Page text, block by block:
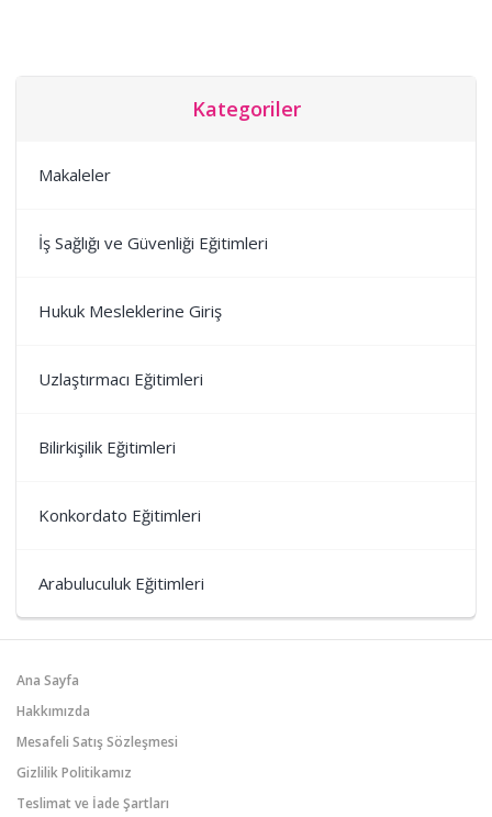
Kategoriler
Makaleler
İş Sağlığı ve Güvenliği Eğitimleri
Hukuk Mesleklerine Giriş
Uzlaştırmacı Eğitimleri
Bilirkişilik Eğitimleri
Konkordato Eğitimleri
Arabuluculuk Eğitimleri
Ana Sayfa
Hakkımızda
Mesafeli Satış Sözleşmesi
Gizlilik Politikamız
Teslimat ve İade Şartları